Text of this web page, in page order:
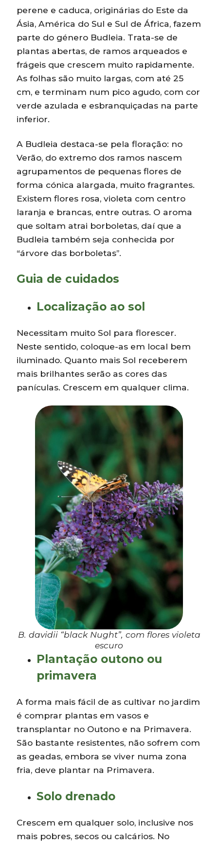
perene e caduca, originárias do Este da
Ásia, América do Sul e Sul de África, fazem
parte do género Budleia. Trata-se de
plantas abertas, de ramos arqueados e
frágeis que crescem muito rapidamente.
As folhas são muito largas, com até 25
cm, e terminam num pico agudo, com cor
verde azulada e esbranquiçadas na parte
inferior.
A Budleia destaca-se pela floração: no
Verão, do extremo dos ramos nascem
agrupamentos de pequenas flores de
forma cónica alargada, muito fragrantes.
Existem flores rosa, violeta com centro
laranja e brancas, entre outras. O aroma
que soltam atrai borboletas, daí que a
Budleia também seja conhecida por
“árvore das borboletas”.
Guia de cuidados
Localização ao sol
Necessitam muito Sol para florescer.
Neste sentido, coloque-as em local bem
iluminado. Quanto mais Sol receberem
mais brilhantes serão as cores das
panículas. Crescem em qualquer clima.
B. davidii“black Nught”, com flores violeta
escuro
Plantação outono ou
primavera
A forma mais fácil de as cultivar no jardim
é comprar plantas em vasos e
transplantar no Outono e na Primavera.
São bastante resistentes, não sofrem com
as geadas, embora se viver numa zona
fria, deve plantar na Primavera.
Solo drenado
Crescem em qualquer solo, inclusive nos
mais pobres, secos ou calcários. No